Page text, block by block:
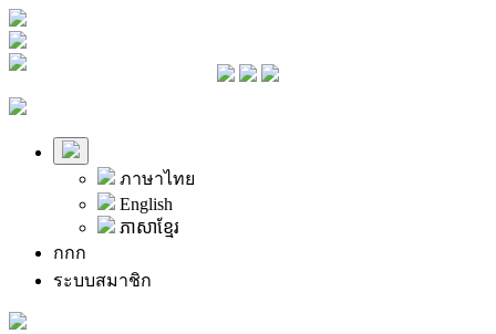
ภาษาไทย
English
ភាសាខ្មែរ
กกก
ระบบสมาชิก